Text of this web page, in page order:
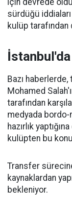
için devrede
sürdüğü
kulüp tarafından
Bazı
Mohamed
tarafından
medyada bordo-
hazırlık
kulüpten bu
Transfer
kaynaklardan
bekleniyor.